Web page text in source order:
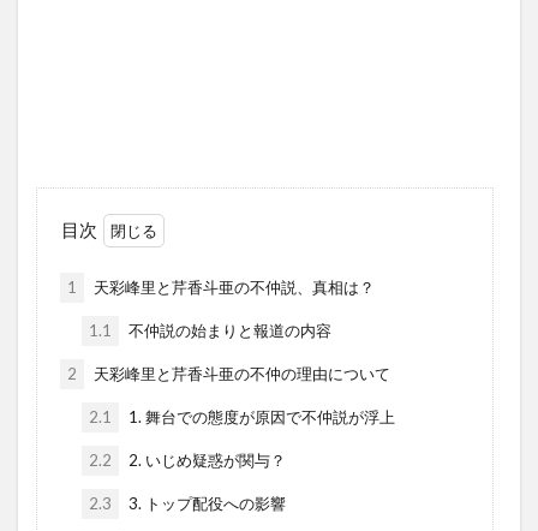
目次
1 天彩峰里と芹香斗亜の不仲説、真相は？
1.1 不仲説の始まりと報道の内容
2 天彩峰里と芹香斗亜の不仲の理由について
2.1 1. 舞台での態度が原因で不仲説が浮上
2.2 2. いじめ疑惑が関与？
2.3 3. トップ配役への影響